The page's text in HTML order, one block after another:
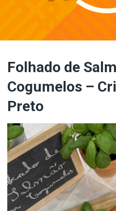
Folhado de
Cogumelos –
Preto